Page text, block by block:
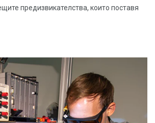
предизвикателства, които поставя